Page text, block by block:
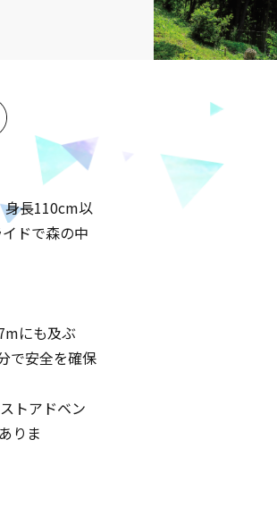
身長110cm以
ドで森の中
にも及ぶ
安全を確保
ン
りま